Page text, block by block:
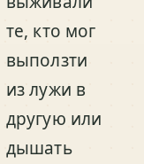
те, кто мог
выползти
из лужи в
другую или
дышать